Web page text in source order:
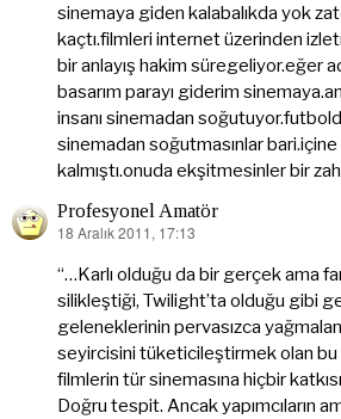
sinemaya giden kalabalıkda yok
kaçtı.filmleri internet üzerinden
bir anlayış hakim süregeliyor.eğer
basarım parayı giderim
insanı sinemadan
sinemadan soğutmasınlar bari.içine
kalmıştı.onuda ekşitmesinler bir
Profesyonel Amatör
dedi
18 Aralık 2011, 17:13
“…Karlı olduğu da bir gerçek ama
silikleştiği, Twilight’ta olduğu gibi
geleneklerinin pervasızca
seyircisini tüketicileştirmek olan
filmlerin tür sinemasına hiçbir
Doğru tespit. Ancak yapımcıların